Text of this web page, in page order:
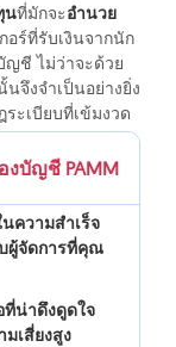
นที่มักจะอำนวย
อร์ที่รับเงินจากนัก
ญชี ไม่ว่าจะด้วย
จึงจำเป็นอย่างยิ่ง
ระเบียบที่เข้มงวด
งบัญชี PAMM
ความสำเร็จ
ผู้จัดการที่คุณ
ที่น่าดึงดูดใจ
เสี่ยงสูง